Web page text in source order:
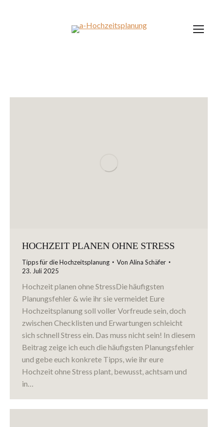
HOCHZEIT PLANEN OHNE STRESS
Tipps für die Hochzeitsplanung Von Alina Schäfer
23. Juli 2025
Hochzeit planen ohne StressDie häufigsten
Planungsfehler & wie ihr sie vermeidet Eure
Hochzeitsplanung soll voller Vorfreude sein, doch
zwischen Checklisten und Erwartungen schleicht
sich schnell Stress ein. Das muss nicht sein! In diesem
Beitrag zeige ich euch die häufigsten Planungsfehler
und gebe euch konkrete Tipps, wie ihr eure
Hochzeit ohne Stress plant, bewusst, achtsam und
in…